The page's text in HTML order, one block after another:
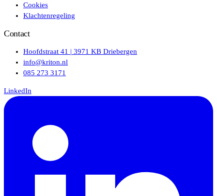
Cookies
Klachtenregeling
Contact
Hoofdstraat 41 | 3971 KB Driebergen
info@kriton.nl
085 273 3171
LinkedIn